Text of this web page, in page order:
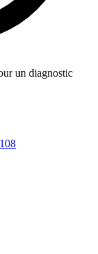
un diagnostic